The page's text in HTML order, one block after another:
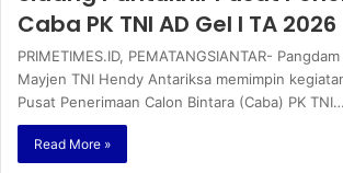
Caba PK TNI AD Gel I TA 2026
PRIMETIMES.ID, PEMATANGSIANTAR-
Mayjen TNI Hendy Antariksa memimpin
Pusat Penerimaan Calon Bintara (Caba) PK TNI…
Read More »